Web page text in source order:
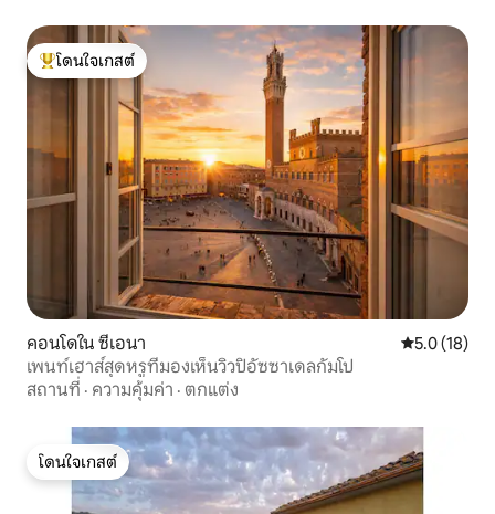
โดนใจเกสต์ที่สุด
โดนใจเกสต์
คอนโดใน ซีเอนา คะแนนเฉลี่ย
5.0 (18)
เพนท์เฮาส์สุดหรูที่มองเห็นวิวปิอัซซาเดลกัมโป
สถานที่ · ความคุ้มค่า · ตกแต่ง
โดนใจเกสต์
โดนใจเกสต์